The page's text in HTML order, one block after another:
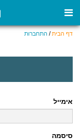
דף הבית/ התחברות
אימייל
סיסמה